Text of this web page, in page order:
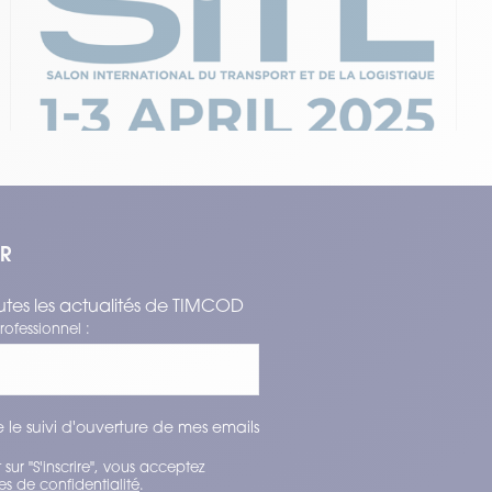
Retrouvez TIMCOD à Paris pour le SITL
2025
les actualités de TIMCOD
:
suivi d'ouverture de mes emails
"S'inscrire", vous acceptez
de confidentialité.